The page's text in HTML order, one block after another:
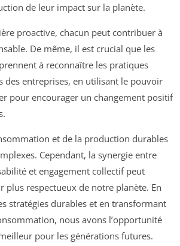
de leur impact sur la planète.
proactive, chacun peut contribuer à
De même, il est crucial que les
à reconnaître les pratiques
des entreprises, en utilisant le pouvoir
pour encourager un changement positif
et de la production durables
Cependant, la synergie entre
et engagement collectif peut
plus respectueux de notre planète. En
stratégies durables et en transformant
nous avons l’opportunité
pour les générations futures.